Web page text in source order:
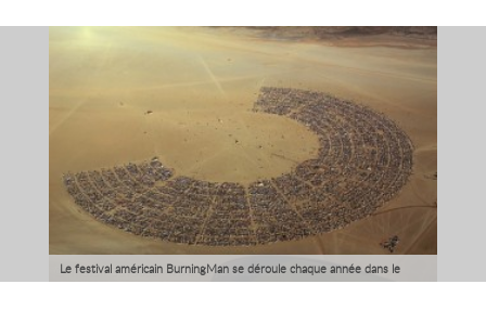
Le festival américain BurningMan se déroule chaque année dans le